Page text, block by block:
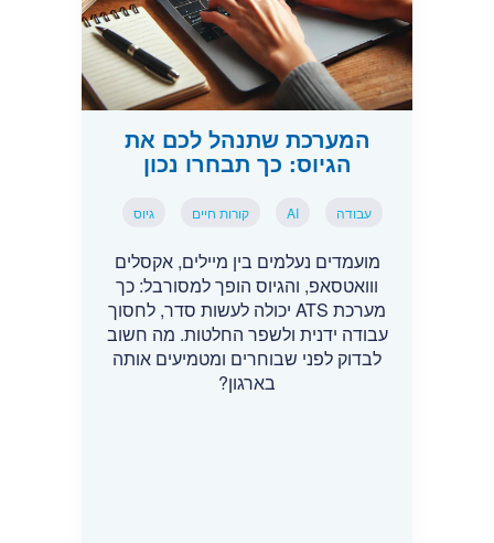
המערכת שתנהל לכם את
הגיוס: כך תבחרו נכון
עבודה AI קורות חיים גיוס
מועמדים נעלמים בין מיילים, אקסלים
ווואטסאפ, והגיוס הופך למסורבל: כך
מערכת ATS יכולה לעשות סדר, לחסוך
עבודה ידנית ולשפר החלטות. מה חשוב
לבדוק לפני שבוחרים ומטמיעים אותה
בארגון?